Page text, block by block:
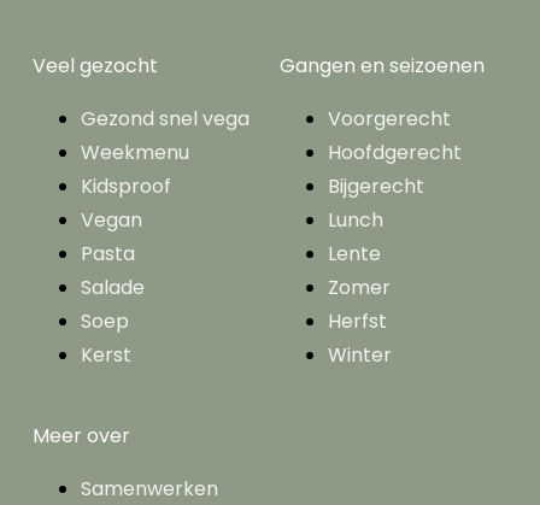
Veel gezocht
Gezond snel vega
Weekmenu
Kidsproof
Vegan
Pasta
Salade
Soep
Kerst
Gangen en seizoenen
Voorgerecht
Hoofdgerecht
Bijgerecht
Lunch
Lente
Zomer
Herfst
Winter
Meer over
Samenwerken